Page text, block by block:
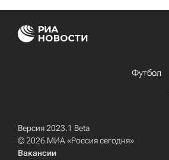
Футбол
Версия 2023.1 Beta
© 2026 МИА «Россия сегодня»
Вакансии